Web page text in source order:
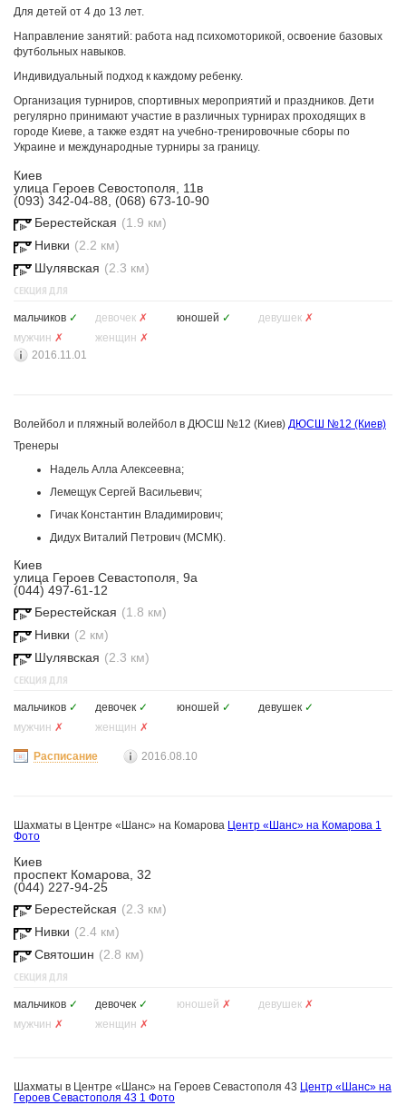
Для детей от 4 до 13 лет.
Направление занятий: работа над психомоторикой, освоение базовых
футбольных навыков.
Индивидуальный подход к каждому ребенку.
Организация турниров, спортивных мероприятий и праздников. Дети
регулярно принимают участие в различных турнирах проходящих в
городе Киеве, а также ездят на учебно-тренировочные сборы по
Украине и международные турниры за границу.
Киев
улица Героев Севостополя, 11в
(093) 342-04-88, (068) 673-10-90
Берестейская (1.9 км)
Нивки (2.2 км)
Шулявская (2.3 км)
СЕКЦИЯ ДЛЯ
мальчиков ✓ девочек ✗ юношей ✓ девушек ✗
мужчин ✗ женщин ✗
2016.11.01
Волейбол и пляжный волейбол в ДЮСШ №12 (Киев) ДЮСШ №12 (Киев)
Тренеры
Надель Алла Алексеевна;
Лемещук Сергей Васильевич;
Гичак Константин Владимирович;
Дидух Виталий Петрович (МСМК).
Киев
улица Героев Севастополя, 9а
(044) 497-61-12
Берестейская (1.8 км)
Нивки (2 км)
Шулявская (2.3 км)
СЕКЦИЯ ДЛЯ
мальчиков ✓ девочек ✓ юношей ✓ девушек ✓
мужчин ✗ женщин ✗
Расписание 2016.08.10
Шахматы в Центре «Шанс» на Комарова Центр «Шанс» на Комарова 1
Фото
Киев
проспект Комарова, 32
(044) 227-94-25
Берестейская (2.3 км)
Нивки (2.4 км)
Святошин (2.8 км)
СЕКЦИЯ ДЛЯ
мальчиков ✓ девочек ✓ юношей ✗ девушек ✗
мужчин ✗ женщин ✗
Шахматы в Центре «Шанс» на Героев Севастополя 43 Центр «Шанс» на
Героев Севастополя 43 1 Фото